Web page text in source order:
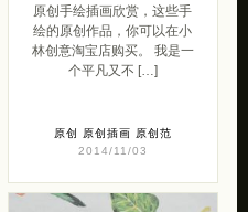
原创手绘插画欣赏，这些手
绘的原创作品，你可以在小
林创意淘宝店购买。 我是一
个平凡又不 […]
原创 原创插画 原创范
2014/11/03